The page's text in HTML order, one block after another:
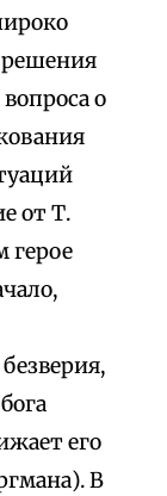
решения
о
от Т.
герое
его
В